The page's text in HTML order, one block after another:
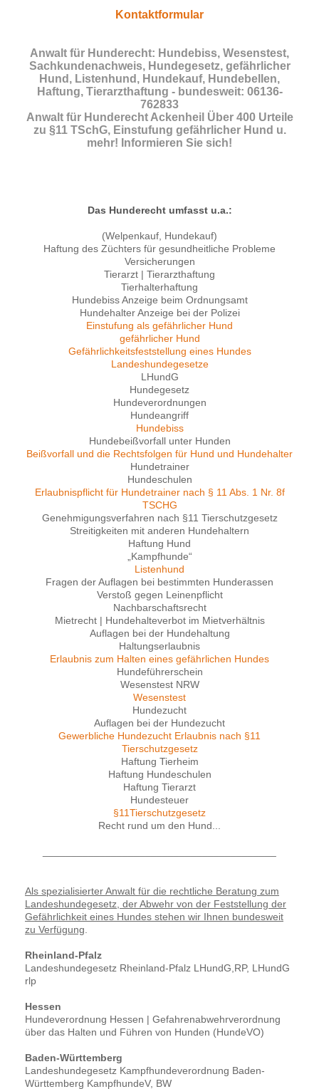
Kontaktformular
Anwalt für Hunderecht: Hundebiss, Wesenstest,
Sachkundenachweis, Hundegesetz, gefährlicher
Hund, Listenhund, Hundekauf, Hundebellen,
Haftung, Tierarzthaftung - bundesweit: 06136-
762833
Anwalt für Hunderecht Ackenheil Über 400 Urteile
zu §11 TSchG, Einstufung gefährlicher Hund u.
mehr! Informieren Sie sich!
Das Hunderecht umfasst u.a.:
(Welpenkauf, Hundekauf)
Haftung des Züchters für gesundheitliche Probleme
Versicherungen
Tierarzt | Tierarzthaftung
Tierhalterhaftung
Hundebiss Anzeige beim Ordnungsamt
Hundehalter Anzeige bei der Polizei
Einstufung als gefährlicher Hund
gefährlicher Hund
Gefährlichkeitsfeststellung eines Hundes
Landeshundegesetze
LHundG
Hundegesetz
Hundeverordnungen
Hundeangriff
Hundebiss
Hundebeißvorfall unter Hunden
Beißvorfall und die Rechtsfolgen für Hund und Hundehalter
Hundetrainer
Hundeschulen
Erlaubnispflicht für Hundetrainer nach § 11 Abs. 1 Nr. 8f
TSCHG
Genehmigungsverfahren nach §11 Tierschutzgesetz
Streitigkeiten mit anderen Hundehaltern
Haftung Hund
„Kampfhunde“
Listenhund
Fragen der Auflagen bei bestimmten Hunderassen
Verstoß gegen Leinenpflicht
Nachbarschaftsrecht
Mietrecht | Hundehalteverbot im Mietverhältnis
Auflagen bei der Hundehaltung
Haltungserlaubnis
Erlaubnis zum Halten eines gefährlichen Hundes
Hundeführerschein
Wesenstest NRW
Wesenstest
Hundezucht
Auflagen bei der Hundezucht
Gewerbliche Hundezucht Erlaubnis nach §11
Tierschutzgesetz
Haftung Tierheim
Haftung Hundeschulen
Haftung Tierarzt
Hundesteuer
§11Tierschutzgesetz
Recht rund um den Hund...
Als spezialisierter Anwalt für die rechtliche Beratung zum
Landeshundegesetz, der Abwehr von der Feststellung der
Gefährlichkeit eines Hundes stehen wir Ihnen bundesweit
zu Verfügung
Rheinland-Pfalz
Landeshundegesetz Rheinland-Pfalz LHundG,RP, LHundG
rlp
Hessen
Hundeverordnung Hessen | Gefahrenabwehrverordnung
über das Halten und Führen von Hunden (HundeVO)
Baden-Württemberg
Landeshundegesetz Kampfhundeverordnung Baden-
Württemberg KampfhundeV, BW